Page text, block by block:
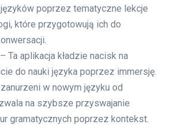
poprzez tematyczne lekcje
które przygotowują ich do
– Ta aplikacja kładzie nacisk na
do nauki języka poprzez immersję.
w nowym języku od
na szybsze przyswajanie
gramatycznych poprzez kontekst.